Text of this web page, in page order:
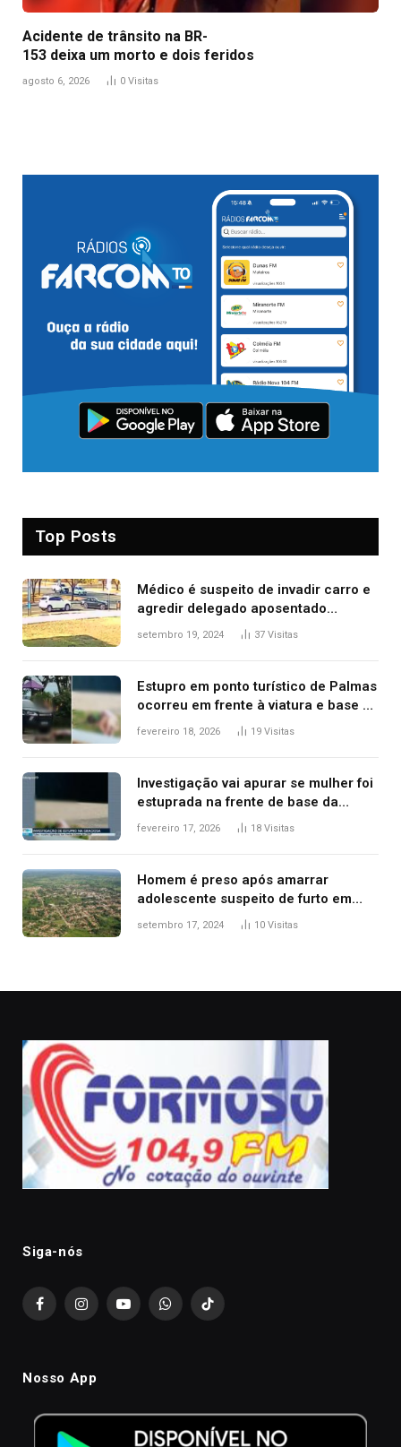
Acidente de trânsito na BR-
153 deixa um morto e dois feridos
agosto 6, 2026 0 Visitas
Top Posts
Médico é suspeito de invadir carro e
agredir delegado aposentado
durante confusão no trânsito
setembro 19, 2024 37 Visitas
Estupro em ponto turístico de Palmas
ocorreu em frente à viatura e base de
segurança; polícia investiga
fevereiro 18, 2026 19 Visitas
Investigação vai apurar se mulher foi
estuprada na frente de base da
Guarda Metropolitana de Palmas, diz
fevereiro 17, 2026 18 Visitas
Homem é preso após amarrar
adolescente suspeito de furto em
estaca de cerca e agredi-lo
setembro 17, 2024 10 Visitas
Siga-nós
FacebookInstagramYouTubeWhatsAppTikTok
Nosso App